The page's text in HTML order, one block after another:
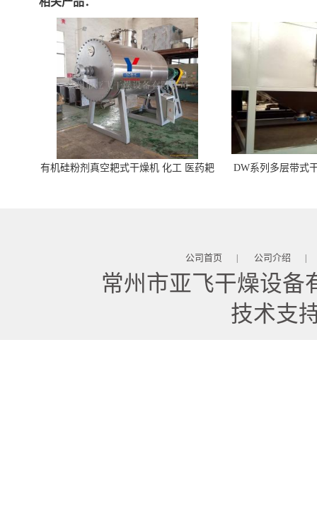
有机硅粉剂真空耙式干燥机 化工 医药耙
DW系列多层带式
公司首页 | 公司介绍 |
常州市亚飞干燥设备
技术支